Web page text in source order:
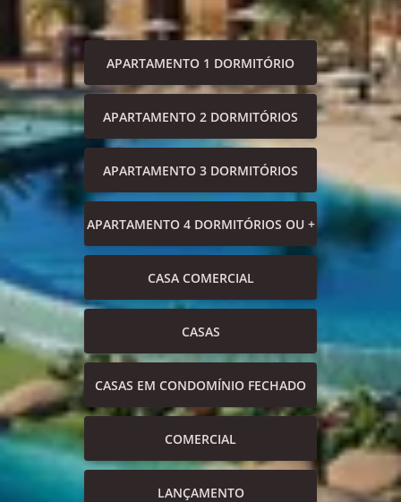
APARTAMENTO 1 DORMITÓRIO
APARTAMENTO 2 DORMITÓRIOS
APARTAMENTO 3 DORMITÓRIOS
APARTAMENTO 4 DORMITÓRIOS OU +
CASA COMERCIAL
CASAS
CASAS EM CONDOMÍNIO FECHADO
COMERCIAL
LANÇAMENTO